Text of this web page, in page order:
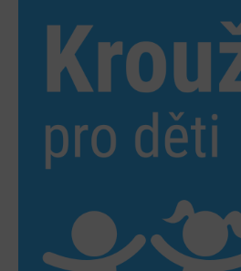
PECKA DOV
Restaurace VP ART
Bistropen
CØKAFE Dolní Vítkovice
FUTURE café
Ubytování
Hotel VP1